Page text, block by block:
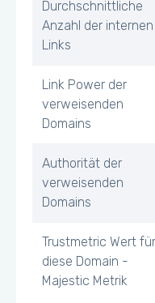
Durchschnittliche
Anzahl der internen
Links
Link Power der
verweisenden
Domains
Authorität der
verweisenden
Domains
Trustmetric Wert für
diese Domain -
Majestic Metrik